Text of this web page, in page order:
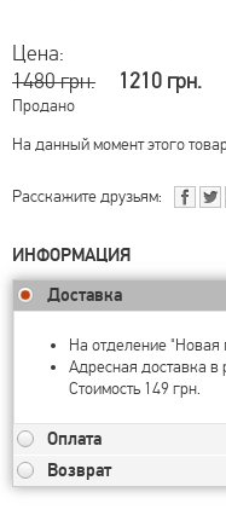
Цена:
1480 грн.
1210 грн.
Продано
На данный момент этого
Расскажите друзьям:
ИНФОРМАЦИЯ
Доставка
На отделение "Новая
Адресная доставка в
Стоимость 149 грн.
Оплата
Возврат